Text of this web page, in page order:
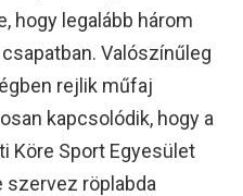
hogy legalább három
Valószínűleg
rejlik műfaj
kapcsolódik, hogy a
Köre Sport Egyesület
szervez röplabda